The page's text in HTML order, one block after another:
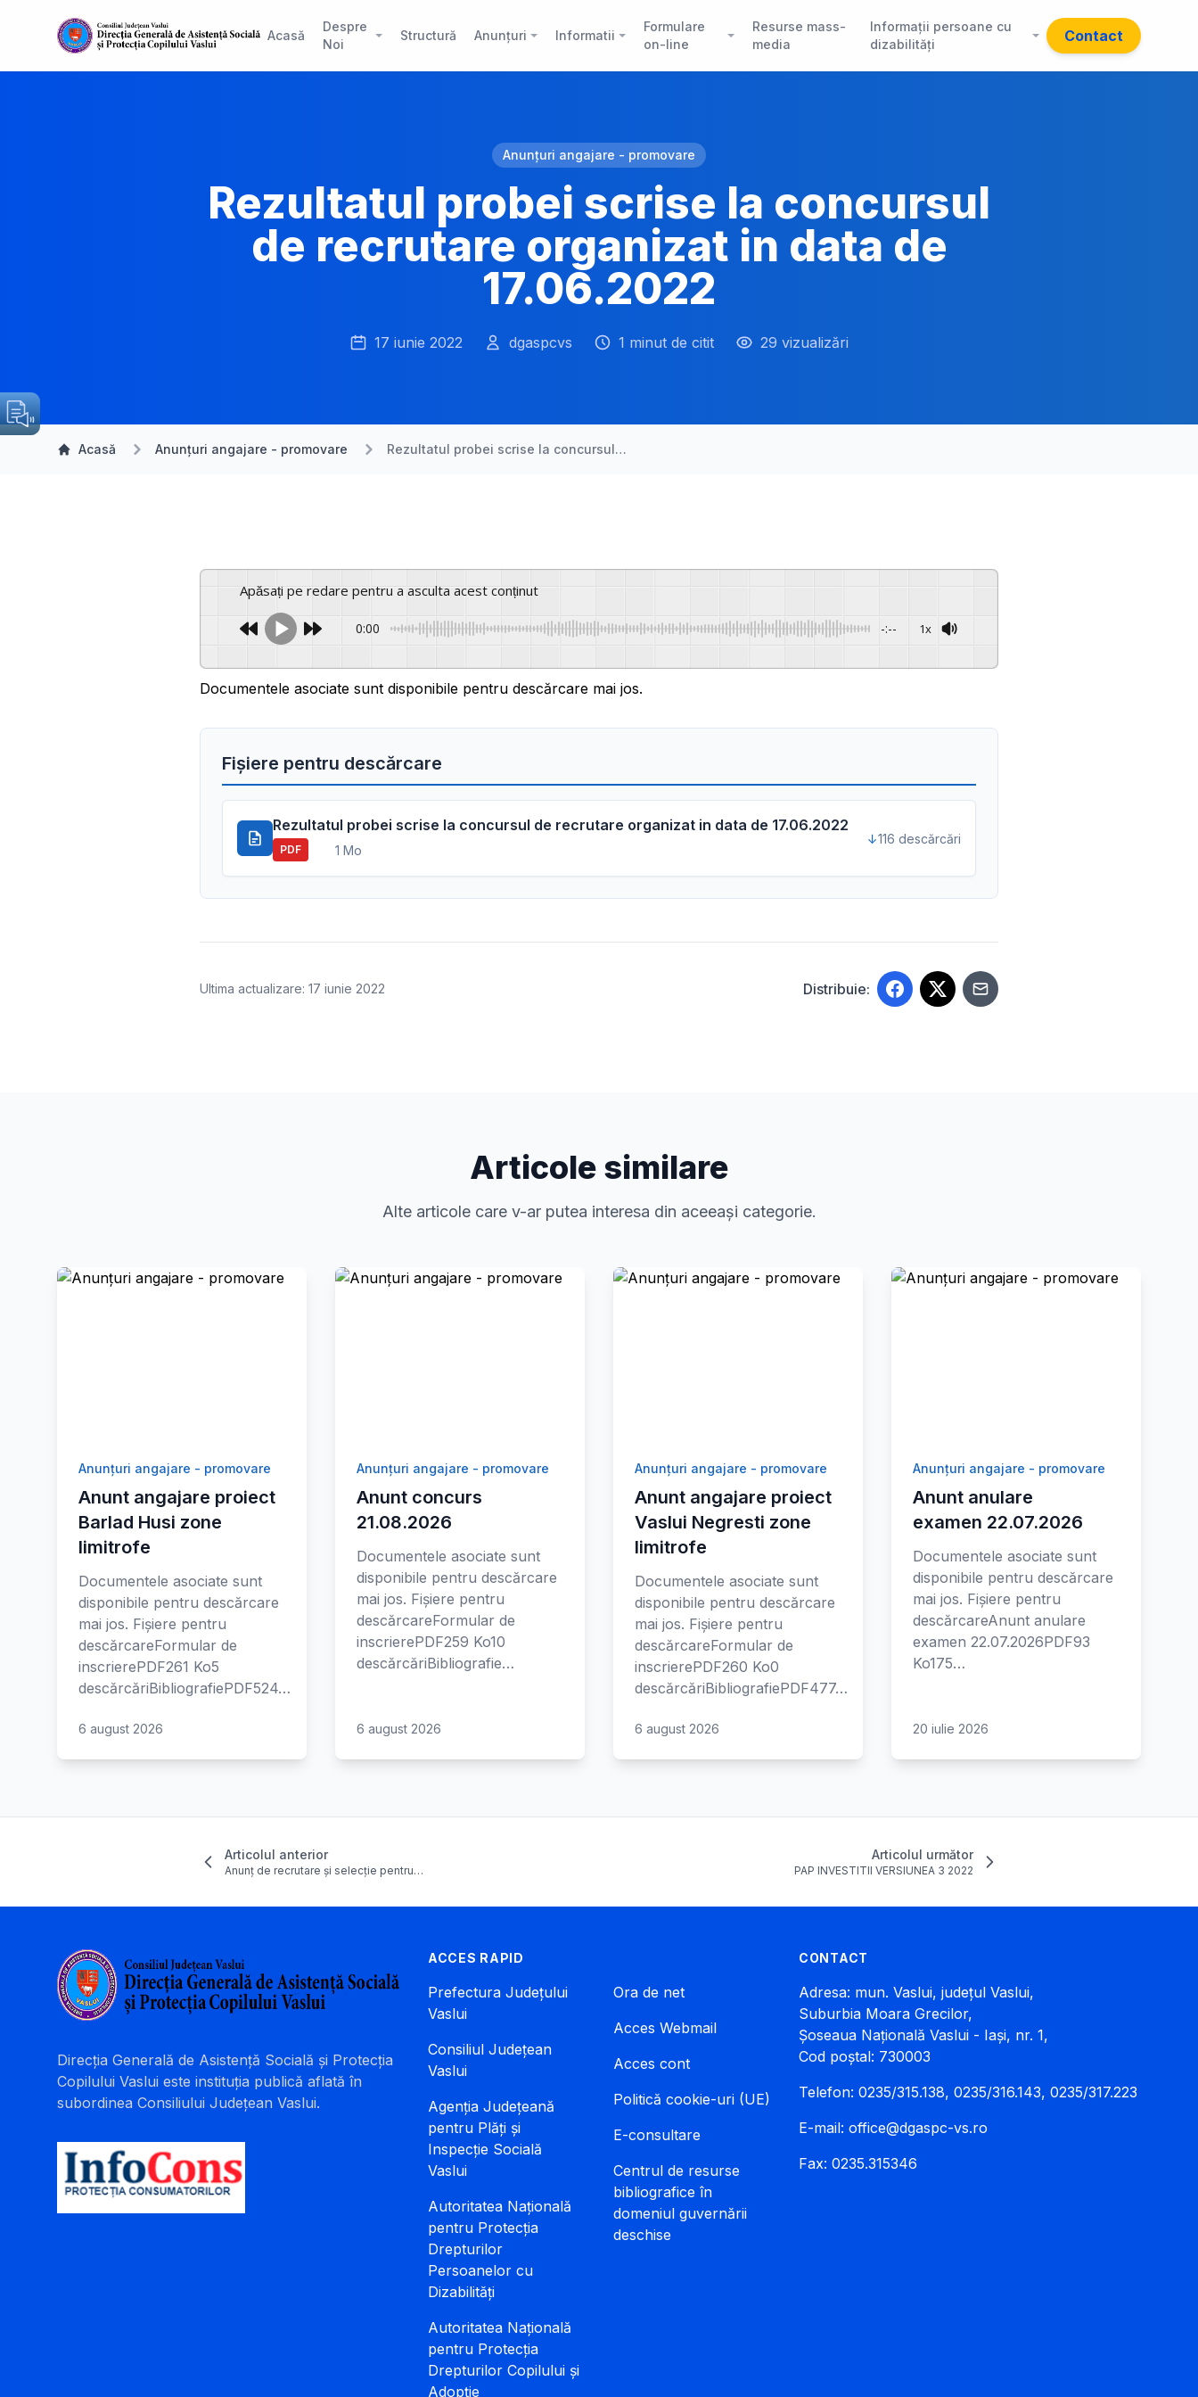
Acasă
Despre
Noi
Structură Anunțuri Informatii
Formulare
on-line
Resurse mass-
media
Informații persoane cu
dizabilități
Contact
Anunțuri angajare - promovare
Rezultatul probei scrise la concursul
de recrutare organizat in data de
17.06.2022
17 iunie 2022 dgaspcvs 1 minut de citit 29 vizualizări
Acasă Anunțuri angajare - promovare Rezultatul probei scrise la concursul…
Apăsați pe redare pentru a asculta acest conținut
0:00 -:-- 1x
Documentele asociate sunt disponibile pentru descărcare mai jos.
Fișiere pentru descărcare
Rezultatul probei scrise la concursul de recrutare organizat in data de 17.06.2022
PDF 1 Mo
116 descărcări
Ultima actualizare: 17 iunie 2022 Distribuie:
Articole similare
Alte articole care v-ar putea interesa din aceeași categorie.
Anunțuri angajare - promovare
Anunt angajare proiect
Barlad Husi zone
limitrofe
Documentele asociate sunt
disponibile pentru descărcare
mai jos. Fișiere pentru
descărcareFormular de
inscrierePDF261 Ko5
descărcăriBibliografiePDF524…
6 august 2026
Anunțuri angajare - promovare
Anunt concurs
21.08.2026
Documentele asociate sunt
disponibile pentru descărcare
mai jos. Fișiere pentru
descărcareFormular de
inscrierePDF259 Ko10
descărcăriBibliografie…
6 august 2026
Anunțuri angajare - promovare
Anunt angajare proiect
Vaslui Negresti zone
limitrofe
Documentele asociate sunt
disponibile pentru descărcare
mai jos. Fișiere pentru
descărcareFormular de
inscrierePDF260 Ko0
descărcăriBibliografiePDF477…
6 august 2026
Anunțuri angajare - promovare
Anunt anulare
examen 22.07.2026
Documentele asociate sunt
disponibile pentru descărcare
mai jos. Fișiere pentru
descărcareAnunt anulare
examen 22.07.2026PDF93
Ko175…
20 iulie 2026
Articolul anterior
Anunț de recrutare și selecție pentru…
Articolul următor
PAP INVESTITII VERSIUNEA 3 2022
Direcția Generală de Asistență Socială și Protecția
Copilului Vaslui este instituția publică aflată în
subordinea Consiliului Județean Vaslui.
ACCES RAPID
Prefectura Județului
Vaslui
Consiliul Județean
Vaslui
Agenția Județeană
pentru Plăți și
Inspecție Socială
Vaslui
Autoritatea Națională
pentru Protecția
Drepturilor
Persoanelor cu
Dizabilități
Autoritatea Națională
pentru Protecția
Drepturilor Copilului și
Adopție
Ora de net
Acces Webmail
Acces cont
Politică cookie-uri (UE)
E-consultare
Centrul de resurse
bibliografice în
domeniul guvernării
deschise
CONTACT
Adresa: mun. Vaslui, județul Vaslui,
Suburbia Moara Grecilor,
Șoseaua Națională Vaslui - Iași, nr. 1,
Cod poștal: 730003
Telefon: 0235/315.138, 0235/316.143, 0235/317.223
E-mail: office@dgaspc-vs.ro
Fax: 0235.315346